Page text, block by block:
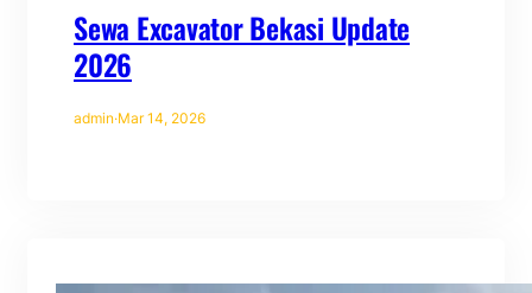
Sewa Excavator Bekasi Update
2026
admin·Mar 14, 2026